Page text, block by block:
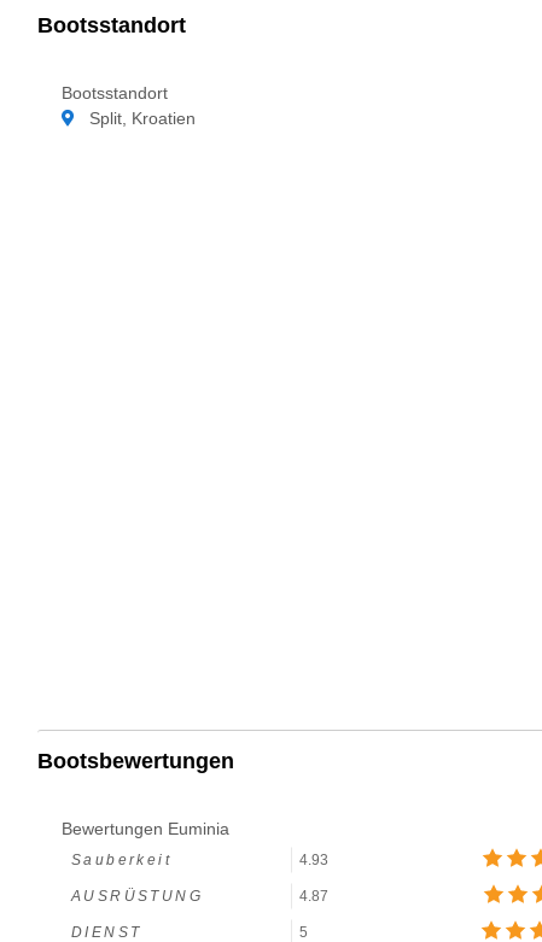
Bootsstandort
Bootsstandort
Split, Kroatien
Bootsbewertungen
Bewertungen Euminia
Sauberkeit 4.93
AUSRÜSTUNG 4.87
DIENST 5